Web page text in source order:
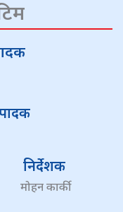
निर्देशक
मोहन कार्की